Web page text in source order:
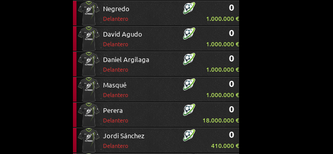
Negredo
Delantero
0
1.000.000 €
David Agudo
Delantero
0
1.000.000 €
Daniel Argilaga
Delantero
0
1.000.000 €
Masqué
Delantero
0
1.000.000 €
Perera
Delantero
0
18.000.000 €
Jordi Sánchez
Delantero
0
410.000 €